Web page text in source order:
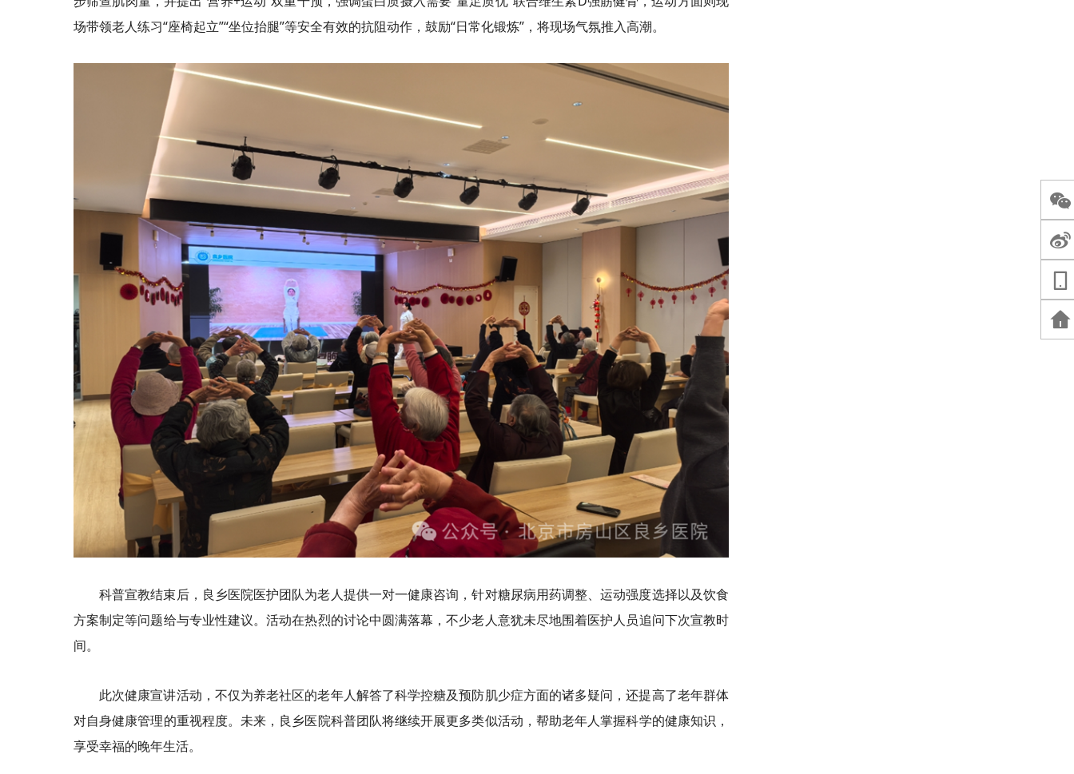
场带领老人练习“座椅起立”“坐位抬腿”等安全有效的抗阻动作，鼓励“日常化锻炼”，将现场气氛推入高潮。
科普宣教结束后，良乡医院医护团队为老人提供一对一健康咨询，针对糖尿病用药调整、运动强度选择以及饮食
方案制定等问题给与专业性建议。活动在热烈的讨论中圆满落幕，不少老人意犹未尽地围着医护人员追问下次宣教时
间。
此次健康宣讲活动，不仅为养老社区的老年人解答了科学控糖及预防肌少症方面的诸多疑问，还提高了老年群体
对自身健康管理的重视程度。未来，良乡医院科普团队将继续开展更多类似活动，帮助老年人掌握科学的健康知识，
享受幸福的晚年生活。